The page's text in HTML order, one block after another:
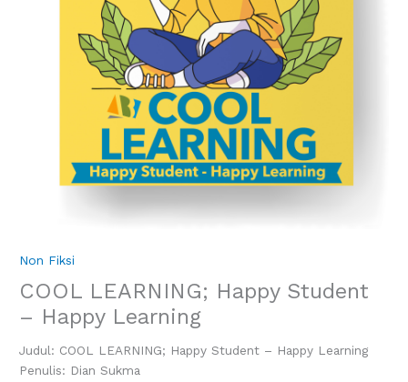
Non Fiksi
COOL LEARNING; Happy Student
– Happy Learning
Judul: COOL LEARNING; Happy Student – Happy Learning
Penulis: Dian Sukma